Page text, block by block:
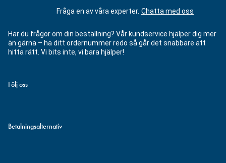
Fråga en av våra experter. Chatta med oss
Har du frågor om din beställning? Vår kundservice hjälper dig mer
än gärna – ha ditt ordernummer redo så går det snabbare att
hitta rätt. Vi bits inte, vi bara hjälper!
Följ oss
Betalningsalternativ